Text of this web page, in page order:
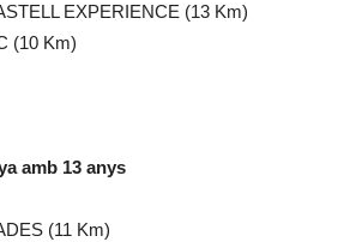
EXPERIENCE (13 Km)
(10 Km)
amb 13 anys
(11 Km)